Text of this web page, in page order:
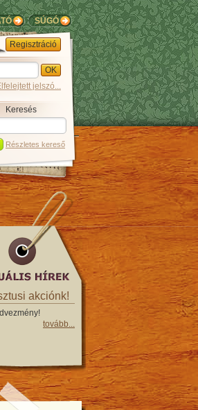
SÚGÓ
Regisztráció
jelszó...
Keresés
Részletes kereső
akciónk!
tovább...